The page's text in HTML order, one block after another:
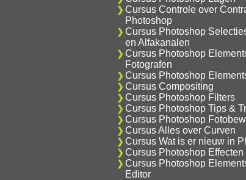
Cursus Controle over
Photoshop
Cursus Photoshop
en Alfakanalen
Cursus Photoshop
Fotografen
Cursus Photoshop
Cursus Compositing
Cursus Photoshop Filters
Cursus Photoshop Tips &
Cursus Photoshop
Cursus Alles over Curven
Cursus Wat is er nieuw in
Cursus Photoshop Effecten
Cursus Photoshop
Editor